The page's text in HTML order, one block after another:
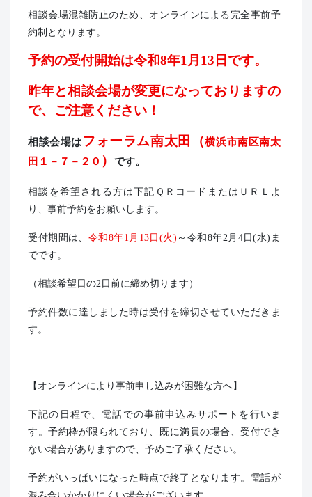
相談会場混雑防止のため、オンラインによる完全事前予
約制となります。
予約の受付開始は令和8年1月13日です。
昨年と相談会場が変更になっておりますの
で、ご注意ください！
相談会場は フォーラム南太田（横浜市南区南太
田１－７－２０ ）です。
相談を希望される方は下記ＱＲコードまたはＵＲＬよ
り、事前予約をお願いします。
受付期間は、 令和8年1月13日(火) ～令和8年2月4日(水)ま
でです。
（相談希望日の2日前に締め切ります）
予約件数に達しました時は受付を締切させていただきま
す。
【オンラインにより事前申し込みが困難な方へ】
下記の日程で、電話での事前申込みサポートを行いま
す。予約枠が限られており、既に満員の場合、受付でき
ない場合がありますので、予めご了承ください。
予約がいっぱいになった時点で終了となります。電話が